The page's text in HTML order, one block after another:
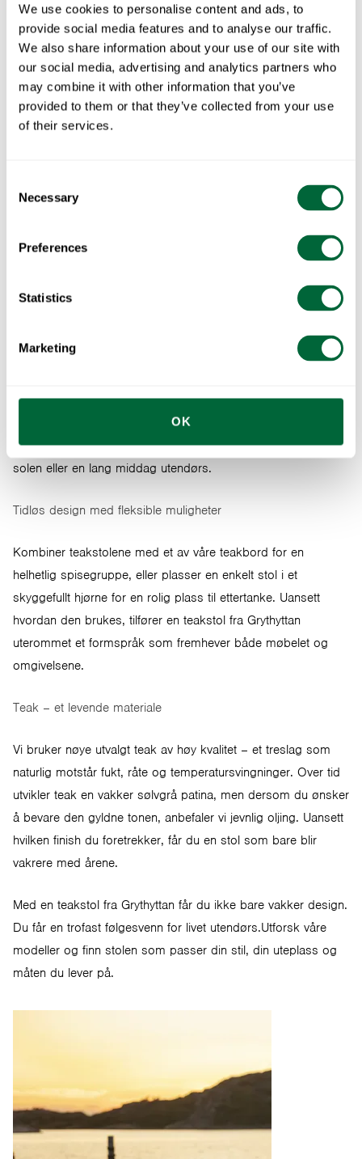
We use cookies to personalise content and ads, to
provide social media features and to analyse our traffic.
We also share information about your use of our site with
our social media, advertising and analytics partners who
may combine it with other information that you’ve
provided to them or that they’ve collected from your use
of their services.
Selection
Necessary
Preferences
Statistics
Marketing
OK
overflate med Grythyttans signaturstativ i varmgalvanisert eller
pulverlakkert stål. Resultatet er en stol som føles både lett og
robust, med en sittekomfort som inviterer til lange øyeblikk av
samtale, hvile og samvær.
Teakstolene er designet for å passe inn i alle typer utemiljøer
sammenleggbare, noe som gjør dem enkle å rydde bort når
nordiske klimaet og er samtidig elegante nok til å løfte ethvert
Felles for alle modellene er kombinasjonen av teakens
naturlige uttrykk og Grythyttans stativ i varmgalvanisert eller
pulverlakkert stål. Dette skaper en harmonisk balanse mellom
både lett og solid, både innbydende og holdbar. Den
gjennomtenkte konstruksjonen gjør hver stol like vakker som
den er behagelig å sitte i, enten du nyter en rolig kaffestund i
solen eller en lang middag utendørs.
Tidløs design med fleksible muligheter
Kombiner teakstolene med et av våre teakbord for en
helhetlig spisegruppe, eller plasser en enkelt stol i et
skyggefullt hjørne for en rolig plass til ettertanke. Uansett
hvordan den brukes, tilfører en teakstol fra Grythyttan
uterommet et formspråk som fremhever både møbelet og
omgivelsene.
Teak – et levende materiale
Vi bruker nøye utvalgt teak av høy kvalitet – et treslag som
naturlig motstår fukt, råte og temperatursvingninger. Over tid
utvikler teak en vakker sølvgrå patina, men dersom du ønsker
å bevare den gyldne tonen, anbefaler vi jevnlig oljing. Uansett
hvilken finish du foretrekker, får du en stol som bare blir
vakrere med årene.
Med en teakstol fra Grythyttan får du ikke bare vakker design.
Du får en trofast følgesvenn for livet utendørs.Utforsk våre
modeller og finn stolen som passer din stil, din uteplass og
måten du lever på.